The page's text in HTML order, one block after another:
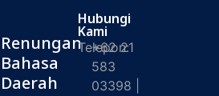
Renungan
Bahasa
Daerah
Hubungi
Kami
Telepon:
+62 21
583
03398 |